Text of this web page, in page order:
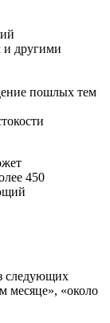
и другими
пошлых тем
450
следующих
месяце», «около